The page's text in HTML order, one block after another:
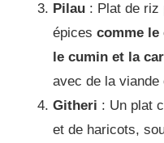
Pilau : Plat de riz
épices comme le
le cumin et la
avec de la viande
Githeri : Un plat
et de haricots,